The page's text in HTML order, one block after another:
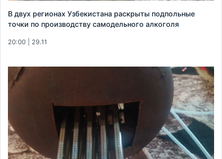
В двух регионах Узбекистана раскрыты подпольные
точки по производству самодельного алкоголя
20:00 | 29.11